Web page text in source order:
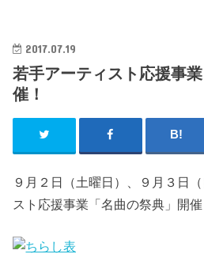
2017.07.19
若手アーティスト応援事
催！
９月２日（土曜日）、９月３日
スト応援事業「名曲の祭典」開催